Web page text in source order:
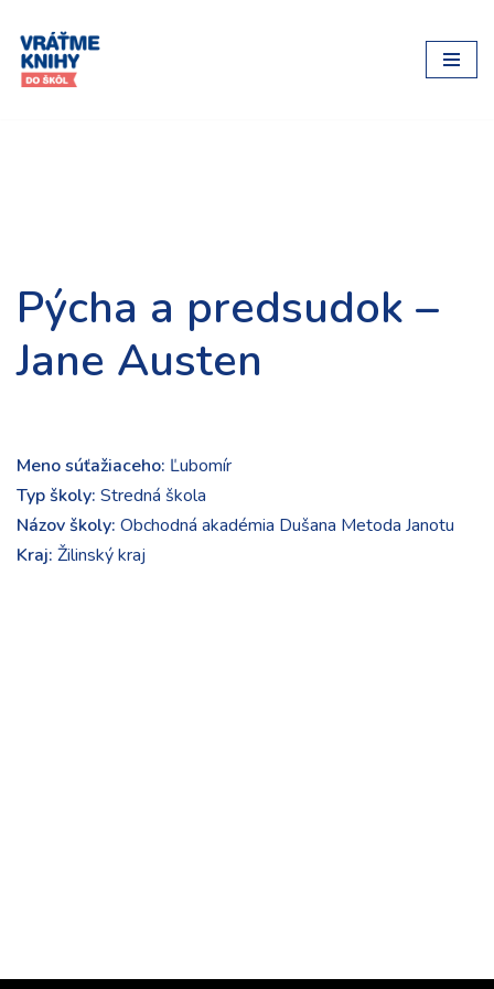
Preskočiť
na
Pýcha a predsudok –
Jane Austen
Meno súťažiaceho: Ľubomír
Typ školy: Stredná škola
Názov školy: Obchodná akadémia Dušana Metoda Janotu
Kraj: Žilinský kraj